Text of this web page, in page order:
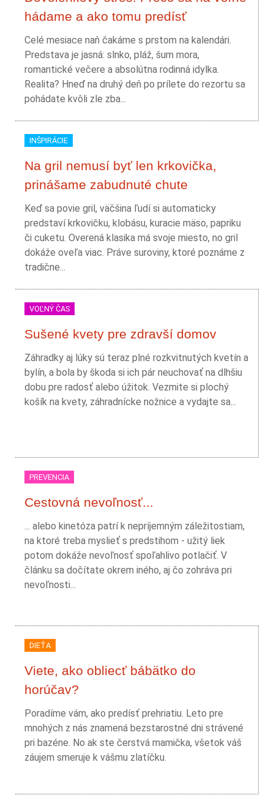
hádame a ako tomu predísť
Celé mesiace naň čakáme s prstom na kalendári.
Predstava je jasná: slnko, pláž, šum mora,
romantické večere a absolútna rodinná idylka.
Realita? Hneď na druhý deň po prílete do rezortu sa
pohádate kvôli zle zba...
INŠPIRÁCIE
Na gril nemusí byť len krkovička,
prinášame zabudnuté chute
Keď sa povie gril, väčšina ľudí si automaticky
predstaví krkovičku, klobásu, kuracie mäso, papriku
či cuketu. Overená klasika má svoje miesto, no gril
dokáže oveľa viac. Práve suroviny, ktoré poznáme z
tradične...
VOĽNÝ ČAS
Sušené kvety pre zdravší domov
Záhradky aj lúky sú teraz plné rozkvitnutých kvetín a
bylín, a bola by škoda si ich pár neuchovať na dlhšiu
dobu pre radosť alebo úžitok. Vezmite si plochý
košík na kvety, záhradnícke nožnice a vydajte sa...
PREVENCIA
Cestovná nevoľnosť...
... alebo kinetóza patrí k nepríjemným záležitostiam,
na ktoré treba myslieť s predstihom - užitý liek
potom dokáže nevoľnosť spoľahlivo potlačiť. V
článku sa dočítate okrem iného, aj čo zohráva pri
nevoľnosti...
DIEŤA
Viete, ako obliecť bábätko do
horúčav?
Poradíme vám, ako predísť prehriatiu. Leto pre
mnohých z nás znamená bezstarostné dni strávené
pri bazéne. No ak ste čerstvá mamička, všetok váš
záujem smeruje k vášmu zlatíčku.